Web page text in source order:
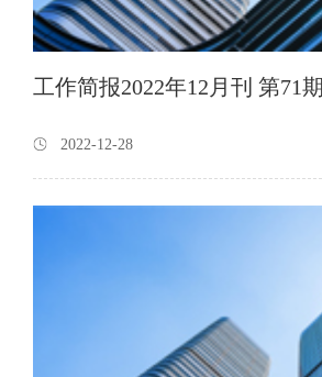
工作简报2022年12月刊 第71期
2022-12-28